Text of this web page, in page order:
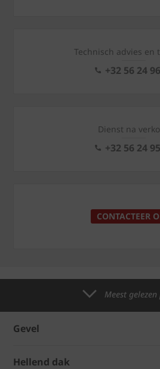
Technisch advies en
+32 56 24
Dienst na
+32 56 24
CONTACTEER
Meest
Gevel
Hellend dak